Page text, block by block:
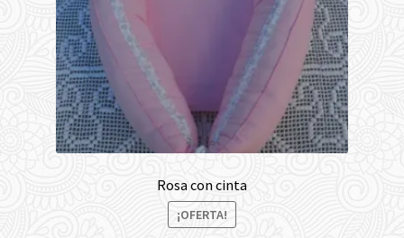
Rosa con cinta
¡OFERTA!